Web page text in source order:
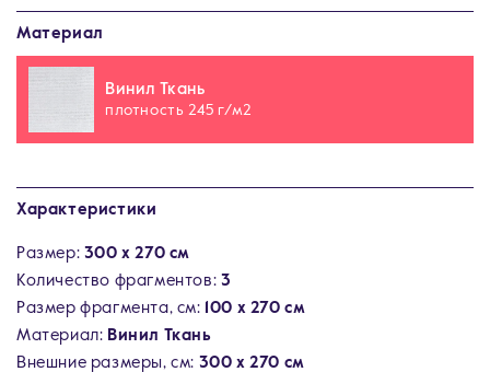
Материал
Винил Ткань
плотность 245 г/м2
Характеристики
Размер: 300 х 270 см
Количество фрагментов: 3
Размер фрагмента, см: 100 х 270 см
Материал: Винил Ткань
Внешние размеры, см: 300 х 270 см